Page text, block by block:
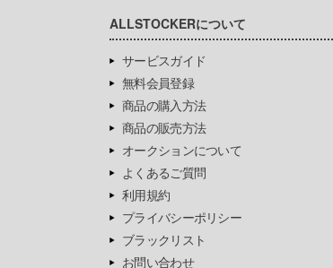
ALLSTOCKERについて
サービスガイド
無料会員登録
商品の購入方法
商品の販売方法
オークションについて
よくあるご質問
利用規約
プライバシーポリシー
ブラックリスト
お問い合わせ